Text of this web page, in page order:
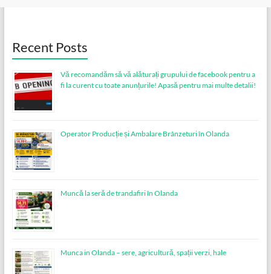
Recent Posts
Vă recomandăm să vă alăturați grupului de facebook pentru a
fi la curent cu toate anunțurile! Apasă pentru mai multe detalii!
Operator Producție și Ambalare Brânzeturi în Olanda
Muncă la seră de trandafiri în Olanda
Munca in Olanda – sere, agricultură, spații verzi, hale